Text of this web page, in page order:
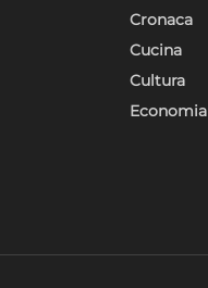
Cronaca
Cucina
Cultura
Economia